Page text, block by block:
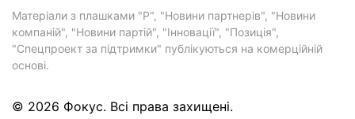
Матеріали з плашками "Р", "Новини партнерів", "Новини
компаній", "Новини партій", "Інновації", "Позиція",
"Спецпроект за підтримки" публікуються на комерційній
основі.
© 2026 Фокус. Всі права захищені.